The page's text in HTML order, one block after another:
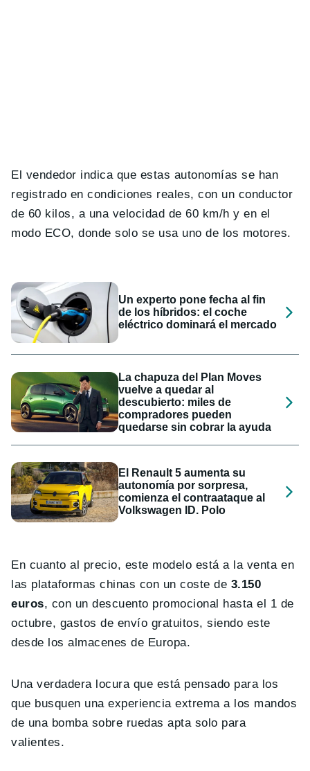
El vendedor indica que estas autonomías se han
registrado en condiciones reales, con un conductor
de 60 kilos, a una velocidad de 60 km/h y en el
modo ECO, donde solo se usa uno de los motores.
Un experto pone fecha al fin
de los híbridos: el coche
eléctrico dominará el mercado
La chapuza del Plan Moves
vuelve a quedar al
descubierto: miles de
compradores pueden
quedarse sin cobrar la ayuda
El Renault 5 aumenta su
autonomía por sorpresa,
comienza el contraataque al
Volkswagen ID. Polo
En cuanto al precio, este modelo está a la venta en
las plataformas chinas con un coste de 3.150
euros, con un descuento promocional hasta el 1 de
octubre, gastos de envío gratuitos, siendo este
desde los almacenes de Europa.
Una verdadera locura que está pensado para los
que busquen una experiencia extrema a los mandos
de una bomba sobre ruedas apta solo para
valientes.